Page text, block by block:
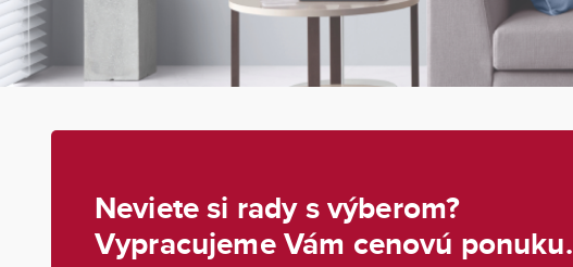
Neviete si rady s výberom?
Vypracujeme Vám cenovú ponuku.